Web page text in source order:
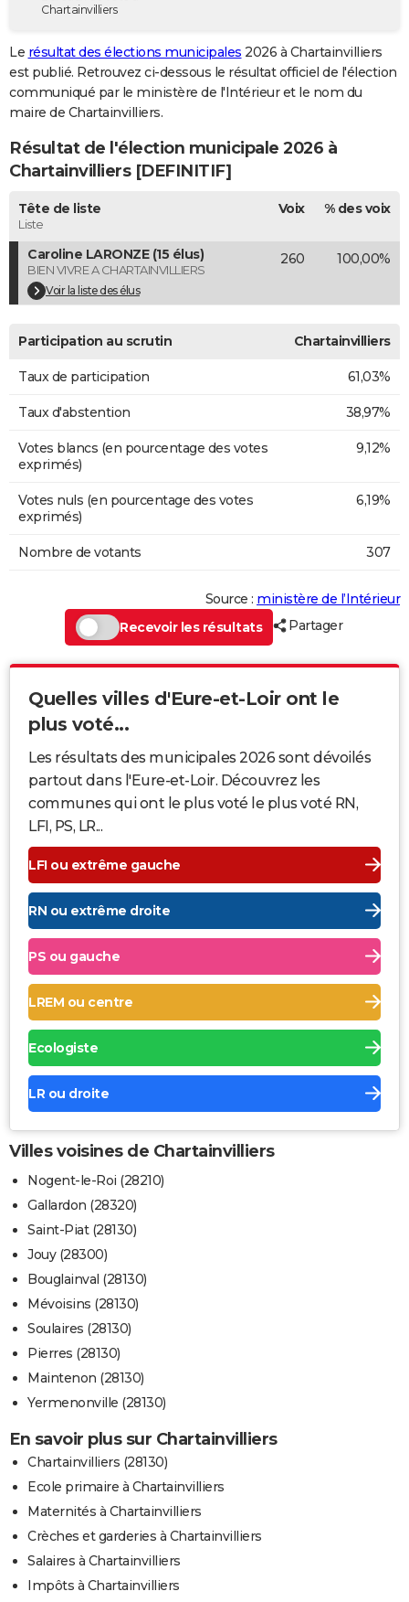
Destinations
City break
Voyage nature
Voyage de noces
Forum
GUIDES D'ACHAT
BONS PLANS
Carte de Noël
Carte Bonne année
Carte Saint-Valentin
Carte Pâques
Carte d'anniversaire
DICTIONNAIRE
Dictionnaire
Biographies
Citations
Expressions
Proverbes
PROGRAMME TV
COPAINS D'AVANT
S'inscrire
Se connecter
Lycées
Collèges
Primaires
Universités
Entreprises
Service militaire
Avis de recherche
AVIS DE DÉCÈS
Bricolage
Television
Chartainvilliers
Le résultat des élections municipales 2026 à Chartainvilliers
est publié. Retrouvez ci-dessous le résultat officiel de l'élection
communiqué par le ministère de l'Intérieur et le nom du
maire de Chartainvilliers.
Résultat de l'élection municipale 2026 à
Chartainvilliers [DEFINITIF]
Tête de liste
Liste
Voix % des voix
Caroline LARONZE (15 élus)
BIEN VIVRE A CHARTAINVILLIERS
Voir la liste des élus
260 100,00%
Participation au scrutin Chartainvilliers
Taux de participation 61,03%
Taux d'abstention 38,97%
Votes blancs (en pourcentage des votes
exprimés)
9,12%
Votes nuls (en pourcentage des votes
exprimés)
6,19%
Nombre de votants 307
Source : ministère de l’Intérieur
Recevoir les résultats
Partager
Quelles villes d'Eure-et-Loir ont le
plus voté...
Les résultats des municipales 2026 sont dévoilés
partout dans l'Eure-et-Loir. Découvrez les
communes qui ont le plus voté le plus voté RN,
LFI, PS, LR...
LFI ou extrême gauche
RN ou extrême droite
PS ou gauche
LREM ou centre
Ecologiste
LR ou droite
Villes voisines de Chartainvilliers
Nogent-le-Roi (28210)
Gallardon (28320)
Saint-Piat (28130)
Jouy (28300)
Bouglainval (28130)
Mévoisins (28130)
Soulaires (28130)
Pierres (28130)
Maintenon (28130)
Yermenonville (28130)
En savoir plus sur Chartainvilliers
Chartainvilliers (28130)
Ecole primaire à Chartainvilliers
Maternités à Chartainvilliers
Crèches et garderies à Chartainvilliers
Salaires à Chartainvilliers
Impôts à Chartainvilliers